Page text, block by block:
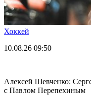
Хоккей
10.08.26 09:50
Алексей Шевченко:
с Павлом Перепехиным